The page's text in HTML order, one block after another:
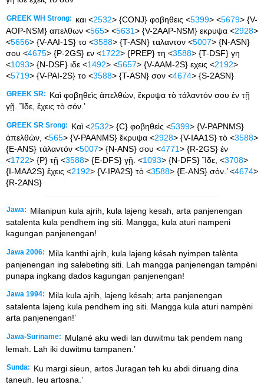
GREEK WH Strong: και <2532> {CONJ} φοβηθεις <5399> <5679> {V-
AOP-NSM} απελθων <565> <5631> {V-2AAP-NSM} εκρυψα <2928>
<5656> {V-AAI-1S} το <3588> {T-ASN} ταλαντον <5007> {N-ASN}
σου <4675> {P-2GS} εν <1722> {PREP} τη <3588> {T-DSF} γη
<1093> {N-DSF} ιδε <1492> <5657> {V-AAM-2S} εχεις <2192>
<5719> {V-PAI-2S} το <3588> {T-ASN} σον <4674> {S-2ASN}
GREEK SR:
Καὶ φοβηθεὶς ἀπελθὼν, ἔκρυψα τὸ τάλαντόν σου ἐν τῇ
γῇ. Ἴδε, ἔχεις τὸ σόν.’
GREEK SR Srong: Καὶ <2532> {C} φοβηθεὶς <5399> {V-PAPNMS}
ἀπελθὼν, <565> {V-PAANMS} ἔκρυψα <2928> {V-IAA1S} τὸ <3588>
{E-ANS} τάλαντόν <5007> {N-ANS} σου <4771> {R-2GS} ἐν
<1722> {P} τῇ <3588> {E-DFS} γῇ. <1093> {N-DFS} Ἴδε, <3708>
{I-MAA2S} ἔχεις <2192> {V-IPA2S} τὸ <3588> {E-ANS} σόν.’ <4674>
{R-2ANS}
Jawa:
Milanipun kula ajrih, kula lajeng kesah, arta panjenengan
satalenta kula pendhem ing siti. Mangga, kula aturi nampeni
kagungan panjenengan!
Jawa 2006:
Mila kanthi ajrih, kula lajeng késah nyimpen talènta
panjenengan ing salebeting siti. Lah mangga panjenengan tampèni
punapa ingkang dados kagungan panjenengan!
Jawa 1994:
Mila kula ajrih, lajeng késah; arta panjenengan
satalenta lajeng kula pendhem ing siti. Mangga kula aturi nampèni
arta panjenengan!’
Jawa-Suriname:
Mulané aku wedi lan duwitmu tak pendem nang
lemah. Lah iki duwitmu tampanen.’
Sunda:
Ku margi sieun, artos Juragan teh ku abdi diruang dina
taneuh. Ieu artosna.’